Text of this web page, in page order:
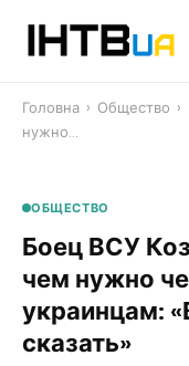
Головна › Общество ›
нужно…
ОБЩЕСТВО
Боец ВСУ
чем нужно
украинцам:
сказать»